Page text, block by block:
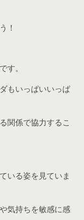
！
す。
もいっぱいいっぱ
関係で協力するこ
いる姿を見ていま
気持ちを敏感に感